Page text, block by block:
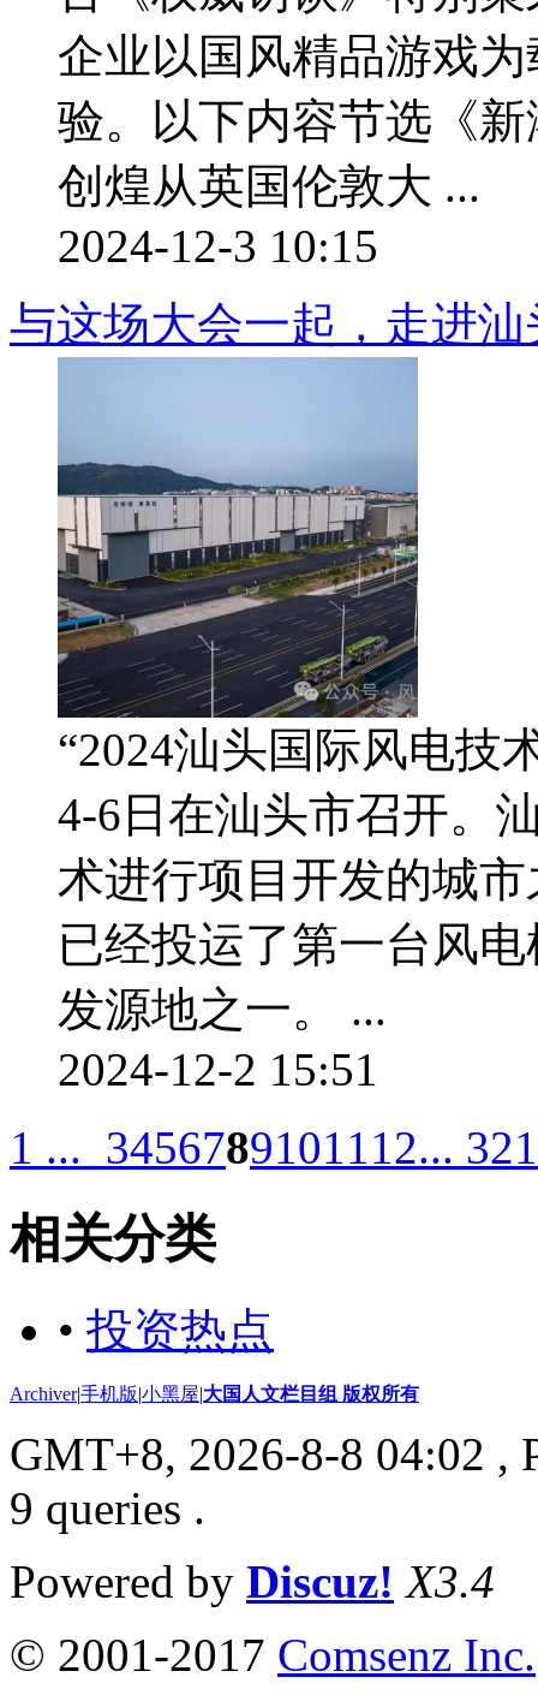
企业以国风精品游戏
验。以下内容节选《
创煌从英国伦敦大 ...
2024-12-3 10:15
与这场大会一起，走进
“2024汕头国际风电技
4-6日在汕头市召开。
术进行项目开发的城
已经投运了第一台风
发源地之一。 ...
2024-12-2 15:51
1 ... 3456789101112... 321
相关分类
• 投资热点
Archiver|手机版|小黑屋|大国人文栏目组 版权所有
GMT+8, 2026-8-8 04:02 ,
9 queries .
Powered by Discuz! X3.4
© 2001-2017 Comsenz Inc.